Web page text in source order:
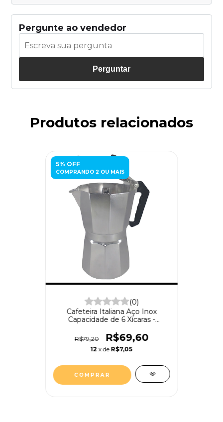
Pergunte ao vendedor
Perguntar
Produtos relacionados
5% OFF
COMPRANDO 2 OU MAIS
(0)
Cafeteira Italiana Aço Inox
Capacidade de 6 Xícaras -
R$79,20 R$69,60
12 x de R$7,05